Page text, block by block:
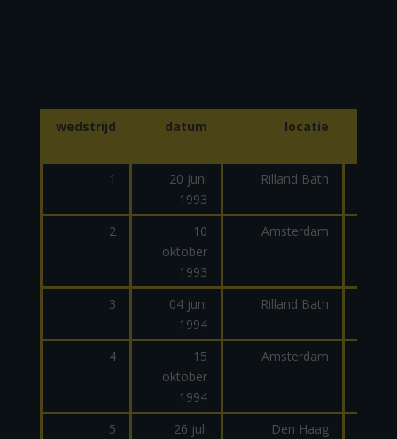
wedstrijd datum locatie
1
20 juni
1993
Rilland Bath
2
10
oktober
1993
Amsterdam
3
04 juni
1994
Rilland Bath
4
15
oktober
1994
Amsterdam
5
26 juli
Den Haag